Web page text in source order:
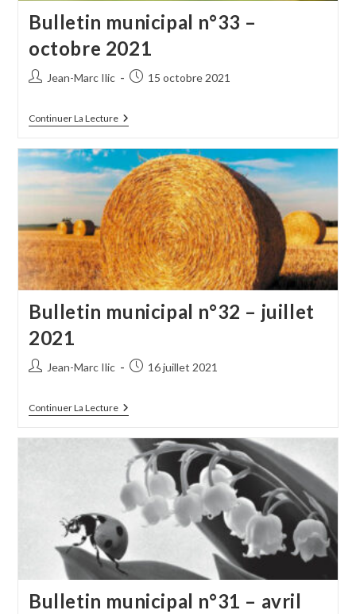
Bulletin municipal n°33 –
octobre 2021
Auteur/autrice
publication :
Jean-Marc Ilic
Publication
15 octobre 2021
Continuer La LectureBulletin
Municipal
–
Octobre
2021
Bulletin municipal n°32 – juillet
2021
Auteur/autrice
publication :
Jean-Marc Ilic
Publication
16 juillet 2021
Continuer La LectureBulletin
Municipal
Juillet
2021
Bulletin municipal n°31 – avril